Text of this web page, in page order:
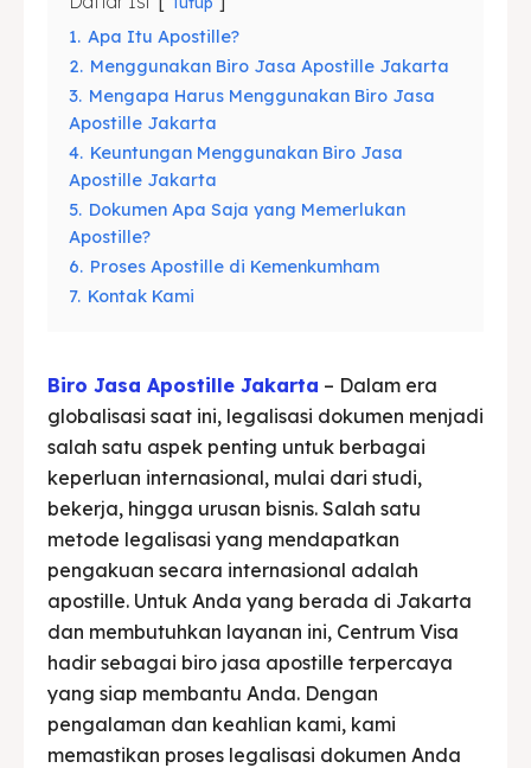
1. Apa Itu Apostille?
2. Menggunakan Biro Jasa Apostille Jakarta
3. Mengapa Harus Menggunakan Biro Jasa
Apostille Jakarta
4. Keuntungan Menggunakan Biro Jasa
Apostille Jakarta
5. Dokumen Apa Saja yang Memerlukan
Apostille?
6. Proses Apostille di Kemenkumham
7. Kontak Kami
Biro Jasa Apostille Jakarta – Dalam era
globalisasi saat ini, legalisasi dokumen menjadi
salah satu aspek penting untuk berbagai
keperluan internasional, mulai dari studi,
bekerja, hingga urusan bisnis. Salah satu
metode legalisasi yang mendapatkan
pengakuan secara internasional adalah
apostille. Untuk Anda yang berada di Jakarta
dan membutuhkan layanan ini, Centrum Visa
hadir sebagai biro jasa apostille terpercaya
yang siap membantu Anda. Dengan
pengalaman dan keahlian kami, kami
memastikan proses legalisasi dokumen Anda